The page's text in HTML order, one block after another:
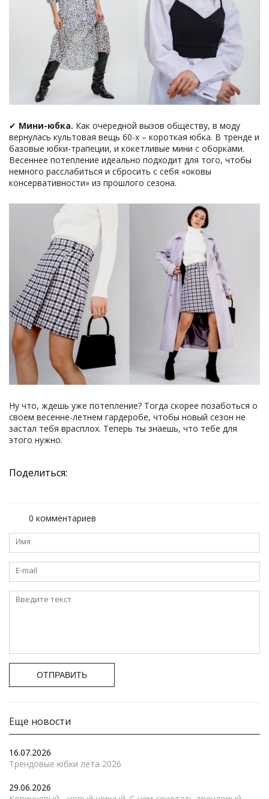
✔ Мини-юбка. Как очередной вызов обществу, в моду
вернулась культовая вещь 60-х – короткая юбка. В тренде и
базовые юбки-трапеции, и кокетливые мини с оборками.
Весеннее потепление идеально подходит для того, чтобы
немного расслабиться и сбросить с себя «оковы
консервативности» из прошлого сезона.
Ну что, ждешь уже потепление? Тогда скорее позаботься о
своем весенне-летнем гардеробе, чтобы новый сезон не
застал тебя врасплох. Теперь ты знаешь, что тебе для
этого нужно.
Поделиться:
0 комментариев
ОТПРАВИТЬ
Еще новости
16.07.2026
Трендовые юбки лета 2026
29.06.2026